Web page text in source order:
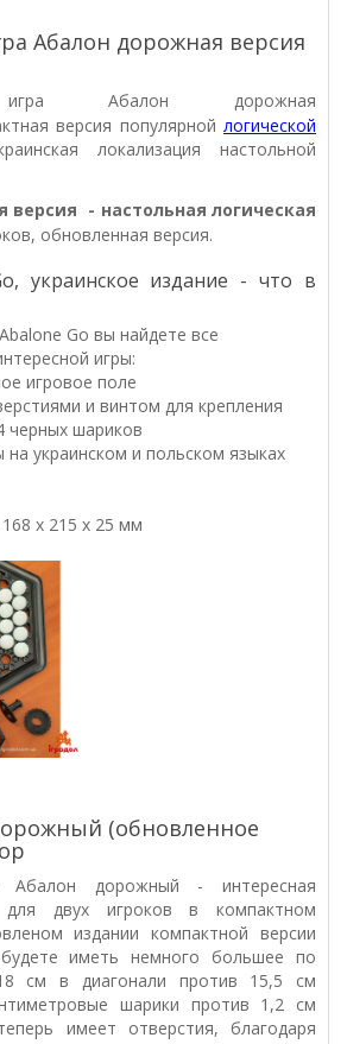
Абалон дорожная версия
играАбалон дорожная
версия популярной логической
локализация настольной
версия - настольная логическая
обновленная версия.
украинское издание - что в
Go вы найдете все
игры:
игровое поле
и винтом для крепления
черных шариков
на украинском и польском языках
168 x 215 x 25 мм
(обновленное
Абалон дорожный - интересная
для двух игроков в компактном
издании компактной версии
иметь немного большее по
см в диагонали против 15,5 см
шарики против 1,2 см
имеет отверстия, благодаря